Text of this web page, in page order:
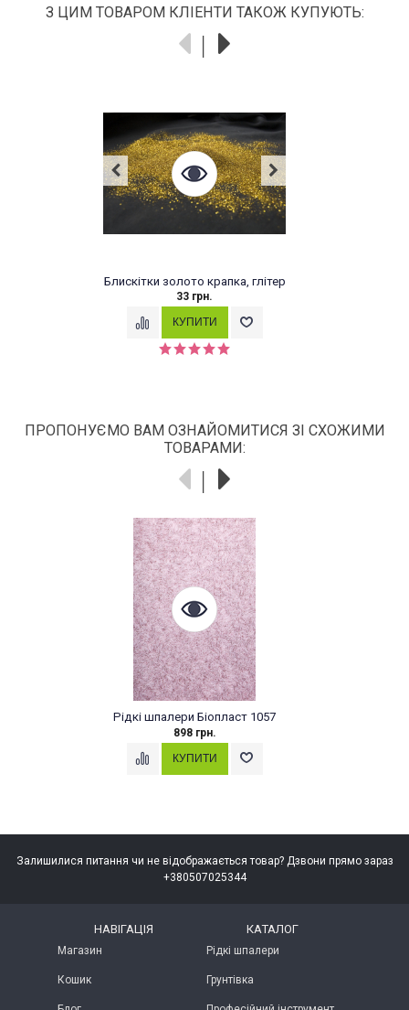
З ЦИМ ТОВАРОМ КЛІЕНТИ ТАКОЖ КУПУЮТЬ:
золото крапка, глітер
ПРОПОНУЄМО ВАМ ОЗНАЙОМИТИСЯ ЗІ СХОЖИМИ
ТОВАРАМИ:
Рідкі шпалери Біопласт 1057
Залишилися питання чи не відображається товар? Дзвони прямо зараз
+380507025344
НАВІГАЦІЯ
Магазин
Кошик
КАТАЛОГ
Рідкі шпалери
Грунтівка